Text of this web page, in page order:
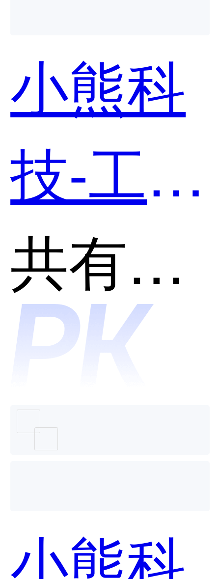
个好
用？
小熊科
技-工程
管理和
高伟达
CRM哪
个好
共有分类：客户关系管理(CRM)
小熊科